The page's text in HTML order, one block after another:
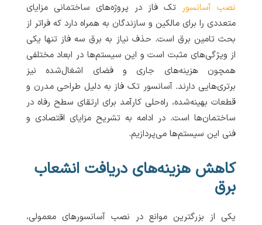
نصب آسانسور تک فاز در پروژه‌های ساختمانی مزایای
متعددی را برای مالکین و سازندگان به همراه دارد که فراتر از
بحث تامین برق است. حذف نیاز به برق سه فاز تنها یکی
از ویژگی‌های مثبت است و این سیستم‌ها در ابعاد مختلفی
همچون هزینه‌های جاری و فضای اشغال‌شده نیز
برتری‌هایی دارند. آسانسور تک فاز به دلیل طراحی مدرن و
قطعات بهینه‌شده، راه‌حلی کارآمد برای ارتقای سطح رفاه در
ساختمان‌ها است. در ادامه به تشریح مزایای اقتصادی و
فنی این سیستم‌ها می‌پردازیم.
کاهش هزینه‌های دریافت انشعاب
برق
یکی از بزرگترین موانع در نصب آسانسورهای معمولی،